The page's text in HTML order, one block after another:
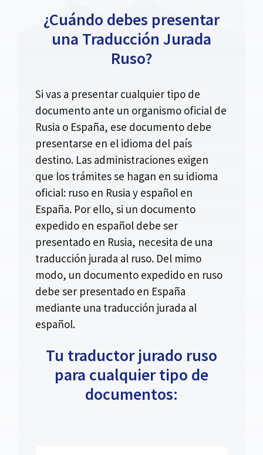
¿Cuándo debes presentar
una Traducción Jurada
Ruso?
Si vas a presentar cualquier tipo de
documento ante un organismo oficial de
Rusia o España, ese documento debe
presentarse en el idioma del país
destino. Las administraciones exigen
que los trámites se hagan en su idioma
oficial: ruso en Rusia y español en
España. Por ello, si un documento
expedido en español debe ser
presentado en Rusia, necesita de una
traducción jurada al ruso. Del mimo
modo, un documento expedido en ruso
debe ser presentado en España
mediante una traducción jurada al
español.
Tu traductor jurado ruso
para cualquier tipo de
documentos: